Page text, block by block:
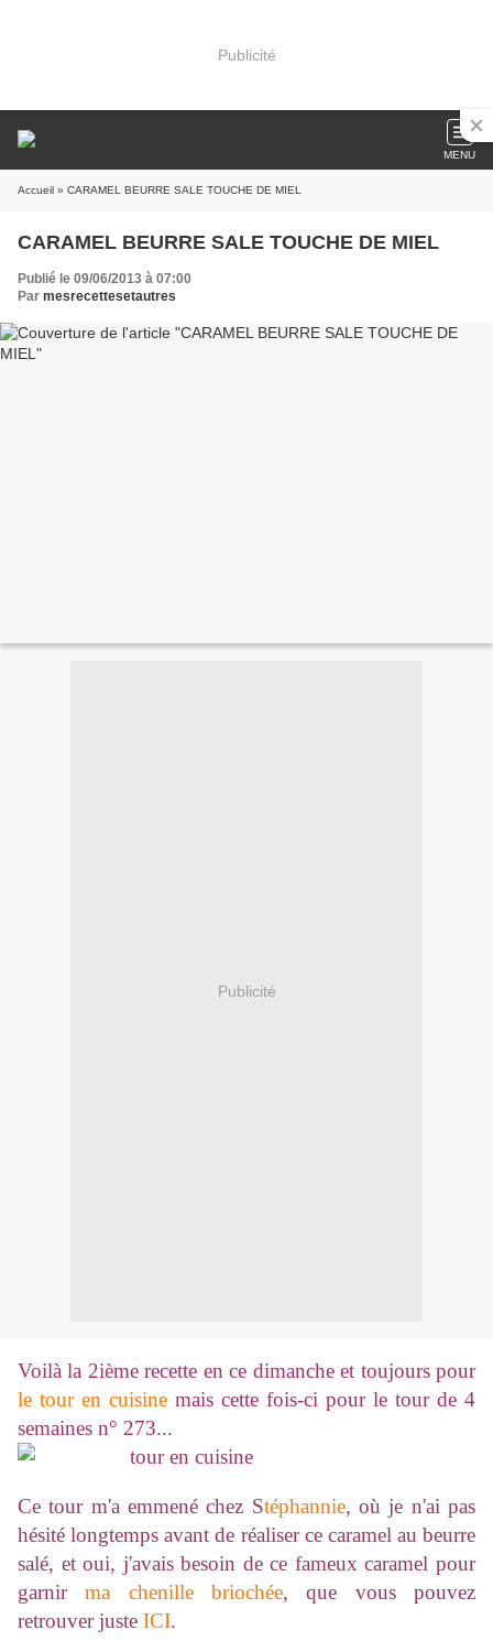
Publicité
MENU
Accueil » CARAMEL BEURRE SALE TOUCHE DE MIEL
CARAMEL BEURRE SALE TOUCHE DE MIEL
Publié le 09/06/2013 à 07:00
Par mesrecettesetautres
Publicité
Voilà la 2ième recette en ce dimanche et toujours pour
le tour en cuisine mais cette fois-ci pour le tour de 4
semaines n° 273...
Ce tour m'a emmené chez Stéphannie, où je n'ai pas
hésité longtemps avant de réaliser ce caramel au beurre
salé, et oui, j'avais besoin de ce fameux caramel pour
garnirma chenille briochée, que vous pouvez
retrouver juste ICI.